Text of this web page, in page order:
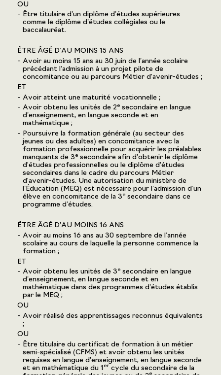
OU
Être titulaire d’un diplôme d’études supérieures
comme le diplôme d’études collégiales ou le
baccalauréat.
ÊTRE ÂGÉ D’AU MOINS 15 ANS
Avoir au moins 15 ans au 30 juin de l’année scolaire
précédant l’admission à un projet pilote de
concomitance ou au parcours Métier d'avenir-études ;
ET
Avoir atteint une maturité vocationnelle ;
Avoir obtenu les unités de 2e secondaire en langue
d’enseignement, en langue seconde et en
mathématique ;
Poursuivre la formation générale (au secteur des
jeunes ou des adultes) en concomitance avec la
formation professionnelle pour acquérir les préalables
manquants de 3e secondaire afin d’obtenir le diplôme
d'études professionnelles ou le diplôme d'études
secondaires dans le cadre du parcours Métier
d'avenir-études. Une autorisation du ministère de
l’Éducation (MEQ) est nécessaire pour l’admission d’un
élève en concomitance de la 3e secondaire dans ce
programme d’études.
ÊTRE ÂGÉ D’AU MOINS 16 ANS
Avoir au moins 16 ans au 30 septembre de l’année
scolaire au cours de laquelle la personne commence la
formation ;
ET
Avoir obtenu les unités de 3e secondaire en langue
d’enseignement, en langue seconde et en
mathématique dans des programmes d’études établis
par le MEQ ;
OU
Avoir réalisé des apprentissages reconnus équivalents
;
OU
Être titulaire du certificat de formation à un métier
semi-spécialisé (CFMS) et avoir obtenu les unités
requises en langue d’enseignement, en langue seconde
et en mathématique du 1 er cycle du secondaire de la